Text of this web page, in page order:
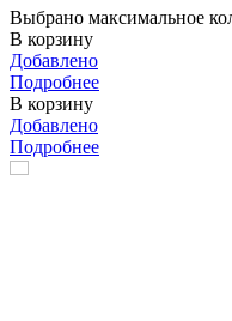
Выбрано максимальное
В корзину
Добавлено
Подробнее
В корзину
Добавлено
Подробнее